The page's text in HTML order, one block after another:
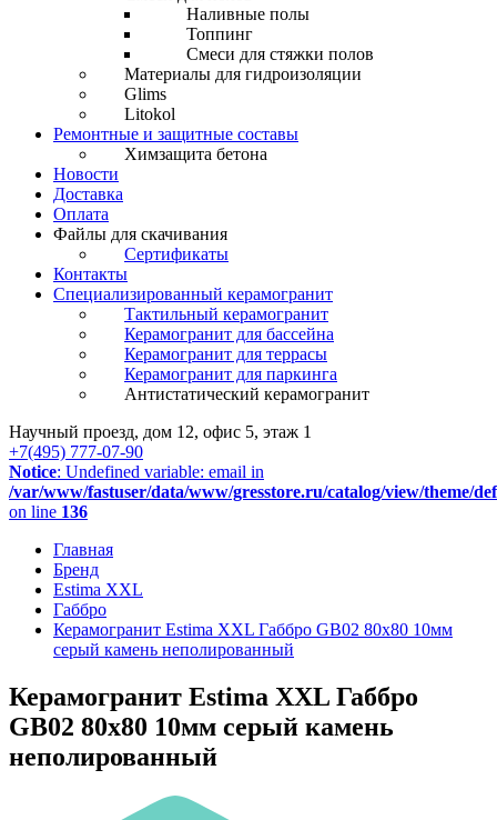
Наливные полы
Топпинг
Смеси для стяжки полов
Материалы для гидроизоляции
Glims
Litokol
Ремонтные и защитные составы
Химзащита бетона
Новости
Доставка
Оплата
Файлы для скачивания
Сертификаты
Контакты
Специализированный керамогранит
Тактильный керамогранит
Керамогранит для бассейна
Керамогранит для террасы
Керамогранит для паркинга
Антистатический керамогранит
Научный проезд, дом 12, офис 5, этаж 1
+7(495) 777-07-90
Notice: Undefined variable: email in
/var/www/fastuser/data/www/gresstore.ru/catalog/view/theme/
on line 136
Главная
Бренд
Estima XXL
Габбро
Керамогранит Estima XXL Габбро GB02 80x80 10мм
серый камень неполированный
Керамогранит Estima XXL Габбро
GB02 80x80 10мм серый камень
неполированный